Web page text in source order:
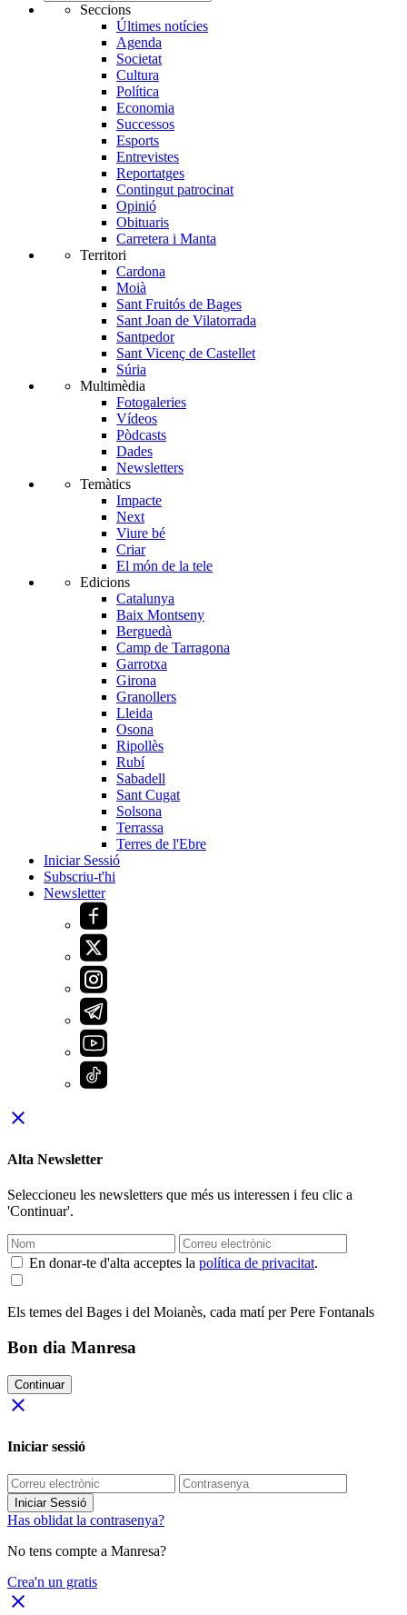
Seccions
Últimes notícies
Agenda
Societat
Cultura
Política
Economia
Successos
Esports
Entrevistes
Reportatges
Contingut patrocinat
Opinió
Obituaris
Carretera i Manta
Territori
Cardona
Moià
Sant Fruitós de Bages
Sant Joan de Vilatorrada
Santpedor
Sant Vicenç de Castellet
Súria
Multimèdia
Fotogaleries
Vídeos
Pòdcasts
Dades
Newsletters
Temàtics
Impacte
Next
Viure bé
Criar
El món de la tele
Edicions
Catalunya
Baix Montseny
Berguedà
Camp de Tarragona
Garrotxa
Girona
Granollers
Lleida
Osona
Ripollès
Rubí
Sabadell
Sant Cugat
Solsona
Terrassa
Terres de l'Ebre
Iniciar Sessió
Subscriu-t'hi
Newsletter
close
Alta Newsletter
Seleccioneu les newsletters que més us interessen i feu clic a
'Continuar'.
En donar-te d'alta acceptes la política de privacitat.
Els temes del Bages i del Moianès, cada matí per Pere Fontanals
Bon dia Manresa
Continuar
close
Iniciar sessió
Iniciar Sessió
Has oblidat la contrasenya?
No tens compte a Manresa?
Crea'n un gratis
close